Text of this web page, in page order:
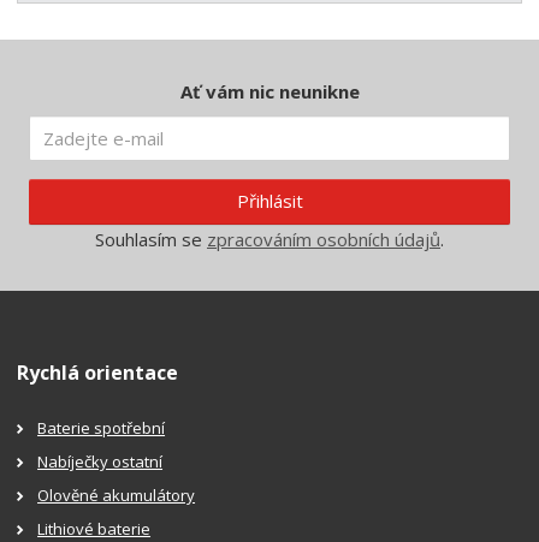
Ať vám nic neunikne
Přihlásit
Souhlasím se zpracováním osobních údajů.
Rychlá orientace
Baterie spotřební
Nabíječky ostatní
Olověné akumulátory
Lithiové baterie